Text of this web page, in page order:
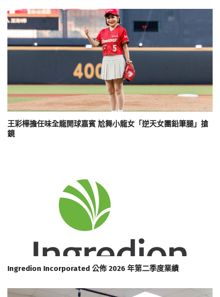
王彩樺擔任味全龍開球嘉賓 尬舞小龍女「逆天女團鉛筆腿」搶
鏡
Ingredion Incorporated 公佈 2026 年第二季度業績